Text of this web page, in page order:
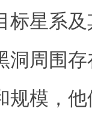
标星系
洞周围
规模，